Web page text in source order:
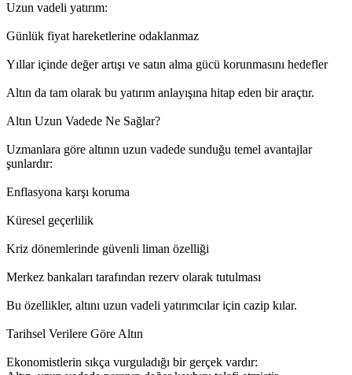
Uzun vadeli yatırım:
Günlük fiyat hareketlerine odaklanmaz
Yıllar içinde değer artışı ve satın alma gücü korunmasını hedefler
Altın da tam olarak bu yatırım anlayışına hitap eden bir araçtır.
Altın Uzun Vadede Ne Sağlar?
Uzmanlara göre altının uzun vadede sunduğu temel avantajlar
şunlardır:
Enflasyona karşı koruma
Küresel geçerlilik
Kriz dönemlerinde güvenli liman özelliği
Merkez bankaları tarafından rezerv olarak tutulması
Bu özellikler, altını uzun vadeli yatırımcılar için cazip kılar.
Tarihsel Verilere Göre Altın
Ekonomistlerin sıkça vurguladığı bir gerçek vardır: